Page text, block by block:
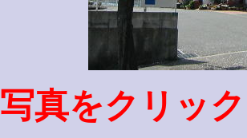
写真をクリッ